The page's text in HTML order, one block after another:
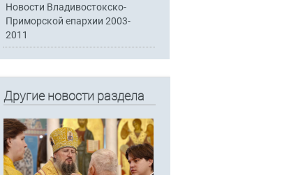
Новости Владивостокско-
Приморской епархии 2003-
2011
Другие новости раздела